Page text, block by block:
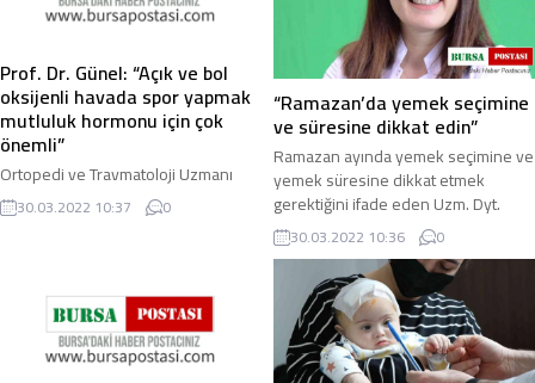
Prof. Dr. Günel: “Açık ve bol
oksijenli havada spor yapmak
mutluluk hormonu için çok
önemli”
Ortopedi ve Travmatoloji Uzmanı
Prof. Dr. Uğur Günel, kış aylarının
getirdiği psikolojik bunalım ve
30.03.2022 10:37 0
“Ramazan’da yemek seçimine
ve süresine dikkat edin”
Ramazan ayında yemek seçimine ve
yemek süresine dikkat etmek
gerektiğini ifade eden Uzm. Dyt.
Hafize Öğün Dudioğlu, Ramazan
ayının ilk günlerinde ...
30.03.2022 10:36 0